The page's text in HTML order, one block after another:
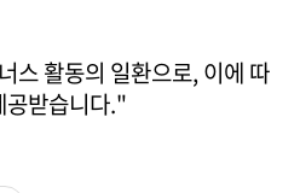
스 활동의 일환으로, 이에 따
공받습니다."